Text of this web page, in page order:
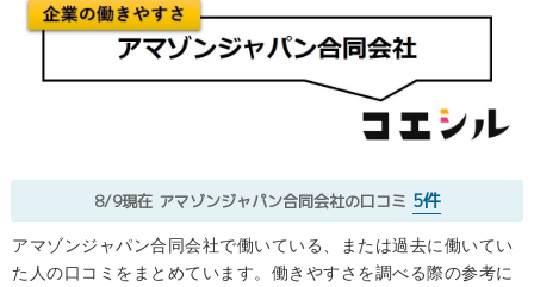
8/9現在 アマゾンジャパン合同会社の口コミ 5件
アマゾンジャパン合同会社で働いている、または過去に働いてい
た人の口コミをまとめています。働きやすさを調べる際の参考に